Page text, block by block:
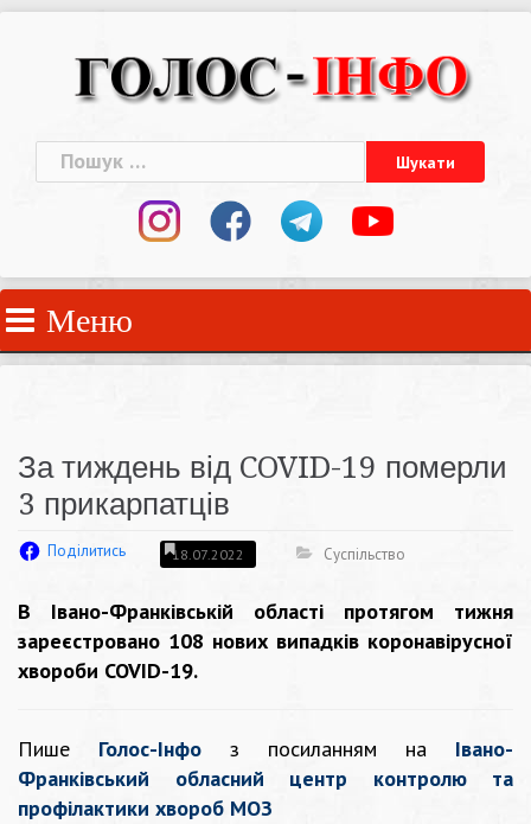
Пошук:
Меню
За тиждень від COVID-19 померли
3 прикарпатців
Поділитись 18.07.2022 Суспільство
В Івано-Франківській області протягом тижня
зареєстровано 108 нових випадків коронавірусної
хвороби COVID-19.
Пише Голос-Інфо з посиланням на Івано-
Франківський обласний центр контролю та
профілактики хвороб МОЗ